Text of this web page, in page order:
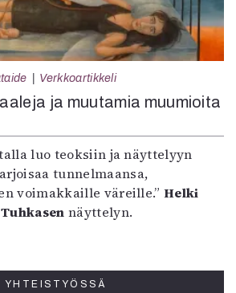
Verkkoartikkeli
ja muutamia muumioita
luo teoksiin ja näyttelyyn
tunnelmaansa,
voimakkaille väreille.”Helki
näyttelyn.
YHTEISTYÖSSÄ